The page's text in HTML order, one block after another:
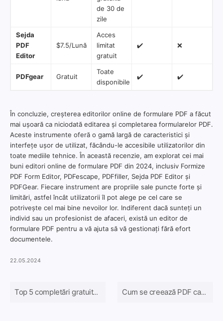
de 30 de
zile
Sejda
PDF
Editor
$7.5/Lună
Acces
limitat
gratuit
✔️ ❌
PDFgear Gratuit
Toate
disponibile
✔️ ✔️
În concluzie, creșterea editorilor online de formulare PDF a făcut
mai ușoară ca niciodată editarea și completarea formularelor PDF.
Aceste instrumente oferă o gamă largă de caracteristici și
interfețe ușor de utilizat, făcându-le accesibile utilizatorilor din
toate mediile tehnice. În această recenzie, am explorat cei mai
buni editori online de formulare PDF din 2024, inclusiv Formize
PDF Form Editor, PDFescape, PDFfiller, Sejda PDF Editor și
PDFGear. Fiecare instrument are propriile sale puncte forte și
limitări, astfel încât utilizatorii îl pot alege pe cel care se
potrivește cel mai bine nevoilor lor. Indiferent dacă sunteți un
individ sau un profesionist de afaceri, există un editor de
formulare PDF pentru a vă ajuta să vă gestionați fără efort
documentele.
22.05.2024
Top 5 completări gratuite de formulare PDF online în 2024 Cum se creează PDF care poate fi completat